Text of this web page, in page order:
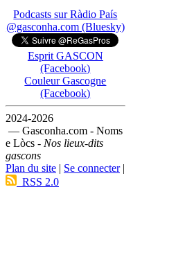
Podcasts sur Ràdio País
@gasconha.com (Bluesky)
Esprit GASCON
(Facebook)
Couleur Gascogne
(Facebook)
2024-2026
— Gasconha.com - Noms
e Lòcs - Nos lieux-dits
gascons
Plan du site | Se connecter|
RSS 2.0